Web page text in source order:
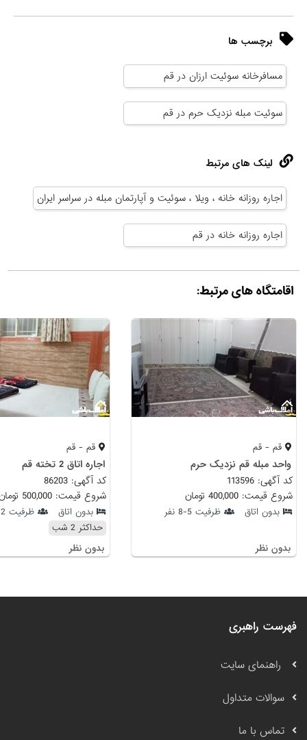
برچسب ها
مسافرخانه سوئیت ارزان در قم
سوئیت مبله نزدیک حرم در قم
لینک های مرتبط
اجاره روزانه خانه ، ویلا ، سوئیت و آپارتمان مبله در سراسر ایران
اجاره روزانه خانه در قم
اقامتگاه های مرتبط:
قم - قم
واحد مبله قم نزدیک حرم
کد آگهی: 113596
شروع قیمت: 400,000 تومان
بدون اتاق ظرفیت 5-8 نفر
بدون نظر
قم - قم
اجاره اتاق 2 تخته قم
کد آگهی: 86203
شروع قیمت: 500,000 تومان
بدون اتاق
ظرفیت 2 نفر
حداکثر 2 شب
بدون نظر
فهرست راهبری
راهنمای سایت
سوالات متداول
تماس با ما